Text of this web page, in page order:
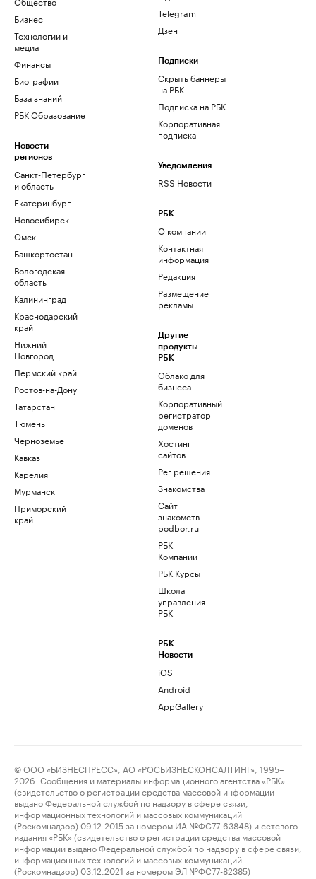
Бизнес
Технологии и
медиа
Финансы
Биографии
База знаний
РБК Образование
Новости
регионов
Санкт-Петербург
и область
Екатеринбург
Новосибирск
Омск
Башкортостан
Вологодская
область
Калининград
Краснодарский
край
Нижний
Новгород
Пермский край
Ростов-на-Дону
Татарстан
Тюмень
Черноземье
Кавказ
Карелия
Мурманск
Приморский
край
Telegram
Дзен
Подписки
Скрыть баннеры
на РБК
Подписка на РБК
Корпоративная
подписка
Уведомления
RSS Новости
РБК
О компании
Контактная
информация
Редакция
Размещение
рекламы
Другие
продукты
РБК
Облако для
бизнеса
Корпоративный
регистратор
доменов
Хостинг
сайтов
Рег.решения
Знакомства
Сайт
знакомств
podbor.ru
РБК
Компании
РБК Курсы
Школа
управления
РБК
РБК
Новости
iOS
Android
AppGallery
© ООО «БИЗНЕСПРЕСС», АО «РОСБИЗНЕСКОНСАЛТИНГ», 1995–
2026. Сообщения и материалы информационного агентства «РБК»
(свидетельство о регистрации средства массовой информации
выдано Федеральной службой по надзору в сфере связи,
информационных технологий и массовых коммуникаций
(Роскомнадзор) 09.12.2015 за номером ИА №ФС77-63848) и сетевого
издания «РБК» (свидетельство о регистрации средства массовой
информации выдано Федеральной службой по надзору в сфере связи,
информационных технологий и массовых коммуникаций
(Роскомнадзор) 03.12.2021 за номером ЭЛ №ФС77-82385)